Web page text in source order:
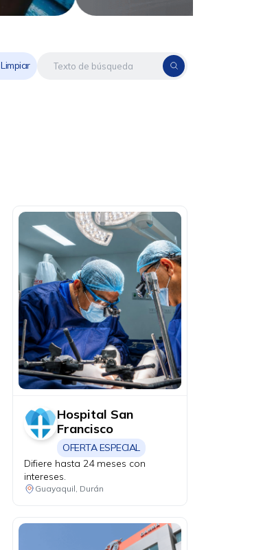
Limpiar
Hospital San
Francisco
OFERTA ESPECIAL
Difiere hasta 24 meses con
intereses.
Guayaquil, Durán